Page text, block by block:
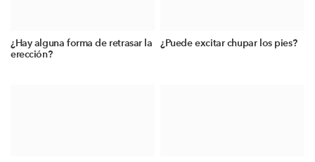
¿Hay alguna forma de retrasar la
erección?
¿Puede excitar chupar los pies?